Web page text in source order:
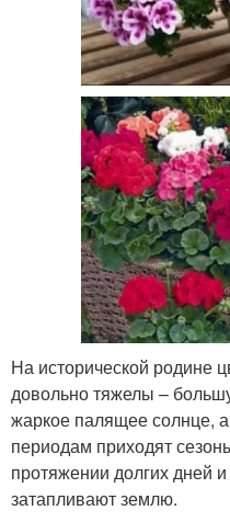
На исторической родине
довольно тяжелы –
жаркое палящее солнце,
периодам приходят
протяжении долгих дней
затапливают землю.